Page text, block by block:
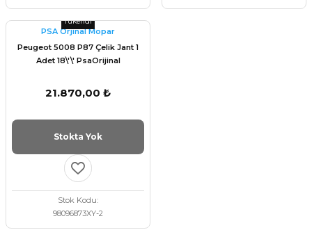
Tükendi
PSA Orjinal Mopar
Peugeot 5008 P87 Çelik Jant 1
Adet 18\'\' PsaOrijinal
21.870,00 ₺
Stokta Yok
Stok Kodu
98096873XY-2